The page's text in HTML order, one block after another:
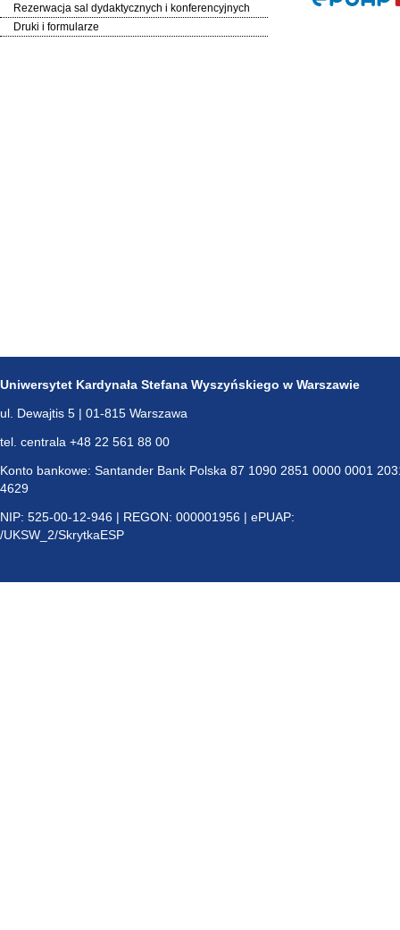
Rezerwacja sal dydaktycznych i konferencyjnych
Druki i formularze
Uniwersytet Kardynała Stefana Wyszyńskiego w Warszawie
ul. Dewajtis 5 | 01-815 Warszawa
tel. centrala +48 22 561 88 00
Konto bankowe: Santander Bank Polska 87 1090 2851 0000 0001
4629
NIP: 525-00-12-946 | REGON: 000001956 | ePUAP:
/UKSW_2/SkrytkaESP